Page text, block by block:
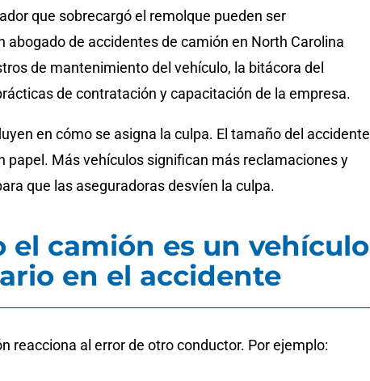
que sobrecargó el remolque pueden ser
abogado de accidentes de camión en North Carolina
de mantenimiento del vehículo, la bitácora del
de contratación y capacitación de la empresa.
en cómo se asigna la culpa. El tamaño del accidente
papel. Más vehículos significan más reclamaciones y
que las aseguradoras desvíen la culpa.
el camión es un vehículo
en el accidente
reacciona al error de otro conductor. Por ejemplo: